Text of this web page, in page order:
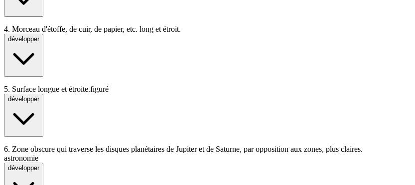
4. Morceau d'étoffe, de cuir, de papier, etc. long et étroit.
développer
5. Surface longue et étroite.figuré
développer
6. Zone obscure qui traverse les disques planétaires de Jupiter et de Saturne, par opposition aux zones, plus claires.
astronomie
développer